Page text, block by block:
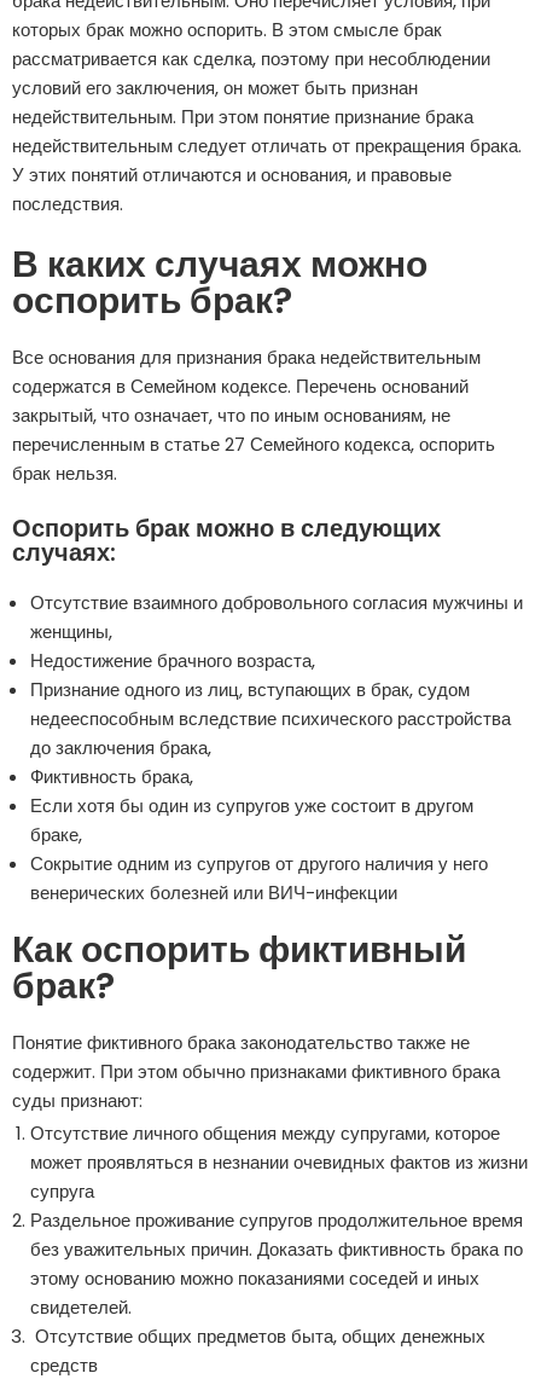
которых брак можно оспорить. В этом смысле брак
рассматривается как сделка, поэтому при несоблюдении
условий его заключения, он может быть признан
недействительным. При этом понятие признание брака
недействительным следует отличать от прекращения брака.
У этих понятий отличаются и основания, и правовые
последствия.
В каких случаях можно
оспорить брак?
Все основания для признания брака недействительным
содержатся в Семейном кодексе. Перечень оснований
закрытый, что означает, что по иным основаниям, не
перечисленным в статье 27 Семейного кодекса, оспорить
брак нельзя.
Оспорить брак можно в следующих
случаях:
Отсутствие взаимного добровольного согласия мужчины и
женщины,
Недостижение брачного возраста,
Признание одного из лиц, вступающих в брак, судом
недееспособным вследствие психического расстройства
до заключения брака,
Фиктивность брака,
Если хотя бы один из супругов уже состоит в другом
браке,
Сокрытие одним из супругов от другого наличия у него
венерических болезней или ВИЧ-инфекции
Как оспорить фиктивный
брак?
Понятие фиктивного брака законодательство также не
содержит. При этом обычно признаками фиктивного брака
суды признают:
Отсутствие личного общения между супругами, которое
может проявляться в незнании очевидных фактов из жизни
супруга
Раздельное проживание супругов продолжительное время
без уважительных причин. Доказать фиктивность брака по
этому основанию можно показаниями соседей и иных
свидетелей.
Отсутствие общих предметов быта, общих денежных
средств